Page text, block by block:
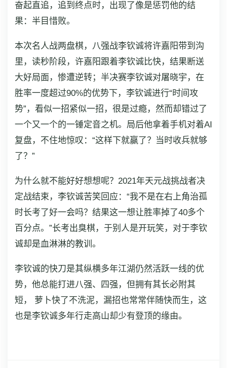
奋起直追，追到终点时，出现了像是惩罚他的结
果：半目惜败。
本次名人战两盘棋，八强战李钦诚将许嘉阳带到沟
里，读秒阶段，许嘉阳跟着李钦诚比快，结果断送
大好局面，惨遭逆转；半决赛李钦诚对屠晓宇，在
胜率一度超过90%的优势下，李钦诚进行“时间攻
势”，看似一招紧似一招，很是过瘾，然而却错过了
一个又一个的一锤定音之机。局后他拿着手机对着AI
复盘，不住地惊叹：“这样下就赢了？当时收兵就够
了？”
为什么就不能好好想想呢？2021年天元战挑战者决
定战结束，李钦诚苦笑回应：“我不是在右上角治孤
时长考了好一会吗？结果这一想让胜率掉了40多个
百分点。”长考出臭棋，于别人是开玩笑，对于李钦
诚却是血淋淋的教训。
李钦诚的快刀是其纵横多年江湖仍然活跃一线的优
势，他总能打进八强、四强，但拥有其长必附其
短， 萝卜快了不洗泥，漏招也常常伴随快而生，这
也是李钦诚多年行走高山却少有登顶的缘由。